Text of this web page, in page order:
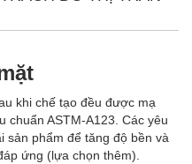
khi chế tạo đều được mạ
chuẩn ASTM-A123. Các yêu
sản phẩm để tăng độ bền và
ứng (lựa chọn thêm).